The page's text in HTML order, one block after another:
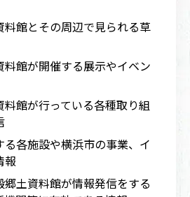
料館とその周辺で見られる草
料館が開催する展示やイベン
料館が行っている各種取り組
る各施設や横浜市の事業、イ
報
郷土資料館が情報発信をする